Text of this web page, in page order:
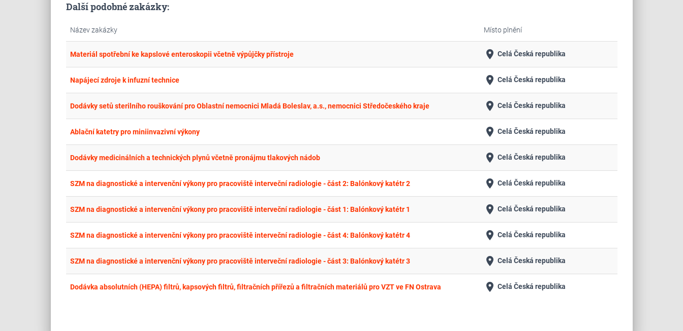
Další podobné zakázky:
Název zakázky Místo plnění
Materiál spotřební ke kapslové enteroskopii včetně výpůjčky přístroje place Celá Česká republika
Napájecí zdroje k infuzní technice place Celá Česká republika
Dodávky setů sterilního rouškování pro Oblastní nemocnici Mladá Boleslav, a.s., nemocnici Středočeského kraje place Celá Česká republika
Ablační katetry pro miniinvazivní výkony place Celá Česká republika
Dodávky medicinálních a technických plynů včetně pronájmu tlakových nádob place Celá Česká republika
SZM na diagnostické a intervenční výkony pro pracoviště interveční radiologie - část 2: Balónkový katétr 2 place Celá Česká republika
SZM na diagnostické a intervenční výkony pro pracoviště interveční radiologie - část 1: Balónkový katétr 1 place Celá Česká republika
SZM na diagnostické a intervenční výkony pro pracoviště interveční radiologie - část 4: Balónkový katétr 4 place Celá Česká republika
SZM na diagnostické a intervenční výkony pro pracoviště interveční radiologie - část 3: Balónkový katétr 3 place Celá Česká republika
Dodávka absolutních (HEPA) filtrů, kapsových filtrů, filtračních přířezů a filtračních materiálů pro VZT ve FN Ostrava place Celá Česká republika